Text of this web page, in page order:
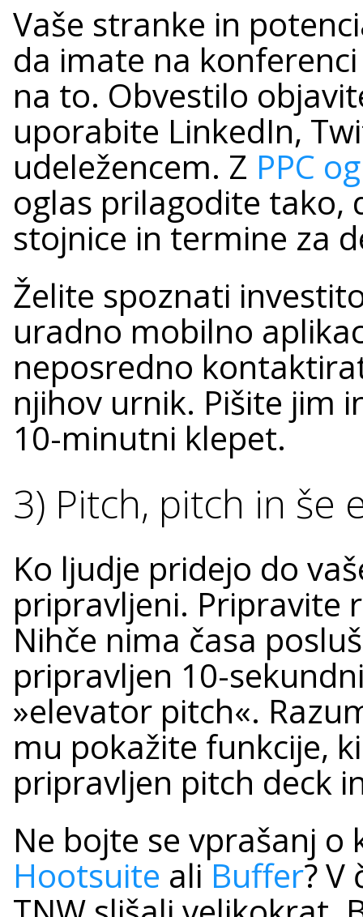
Vaše stranke in
da imate na
na to. Obvestilo
uporabite LinkedIn,
udeležencem. Z PPC
oglas prilagodite tako,
stojnice in termine za
Želite spoznati
uradno mobilno
neposredno
njihov urnik. Pišite jim
10-minutni klepet.
3) Pitch, pitch in še
Ko ljudje pridejo do
pripravljeni. Pripravite
Nihče nima časa
pripravljen 10-
»elevator pitch«.
mu pokažite funkcije,
pripravljen pitch deck
Ne bojte se vprašanj o
Hootsuite aliBuffer? V